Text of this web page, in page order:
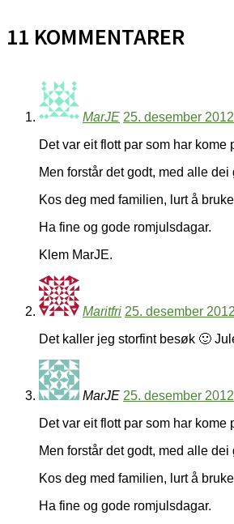
11 KOMMENTARER
MarJE 25. desember
Det var eit flott par som har kome
Men forstår det godt, med alle
Kos deg med familien, lurt å
Ha fine og gode romjulsdagar.
Klem MarJE.
Maritfri 25. desember
Det kaller jeg storfint besøk 🙂
MarJE 25. desember
Det var eit flott par som har kome
Men forstår det godt, med alle
Kos deg med familien, lurt å
Ha fine og gode romjulsdagar.